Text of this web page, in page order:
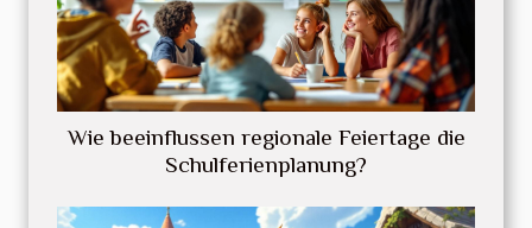
Wie beeinflussen regionale Feiertage die
Schulferienplanung?